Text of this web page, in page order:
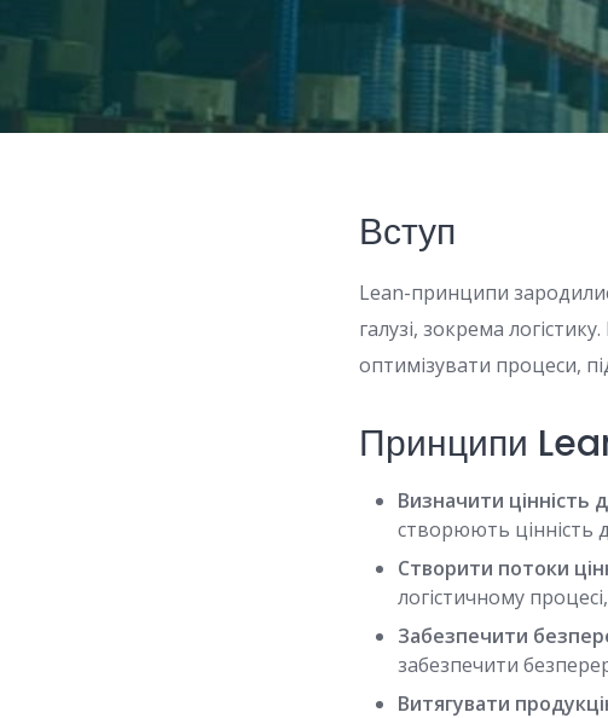
Вступ
Lean-принципи
галузі, зокрема
оптимізувати процеси,
Принципи
Визначити цінність
створюють цінність
Створити потоки
логістичному
Забезпечити
забезпечити
Витягувати